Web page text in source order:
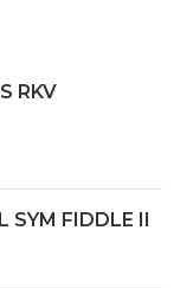
RKV
SYM FIDDLE II